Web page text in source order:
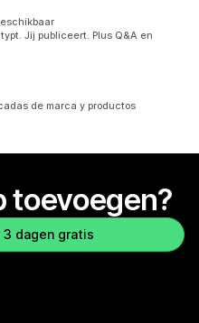
Jij publiceert. Plus Q&A en
de marca y productos
toevoegen?
3 dagen gratis